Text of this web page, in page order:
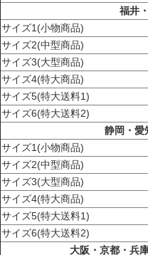
福井
サイズ1(小物商品)
サイズ2(中型商品)
サイズ3(大型商品)
サイズ4(特大商品)
サイズ5(特大送料1)
サイズ6(特大送料2)
静岡・愛
サイズ1(小物商品)
サイズ2(中型商品)
サイズ3(大型商品)
サイズ4(特大商品)
サイズ5(特大送料1)
サイズ6(特大送料2)
大阪・京都・兵